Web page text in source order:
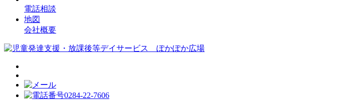
電話相談
地図
会社概要